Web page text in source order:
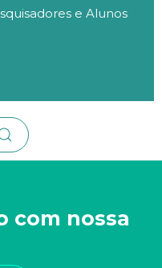
e Alunos
com nossa